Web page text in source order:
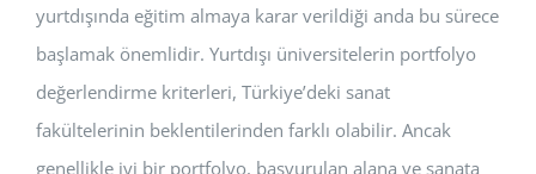
yurtdışında eğitim almaya karar verildiği anda bu sürece
başlamak önemlidir. Yurtdışı üniversitelerin portfolyo
değerlendirme kriterleri, Türkiye’deki sanat
fakültelerinin beklentilerinden farklı olabilir. Ancak
genellikle iyi bir portfolyo, başvurulan alana ve sanata